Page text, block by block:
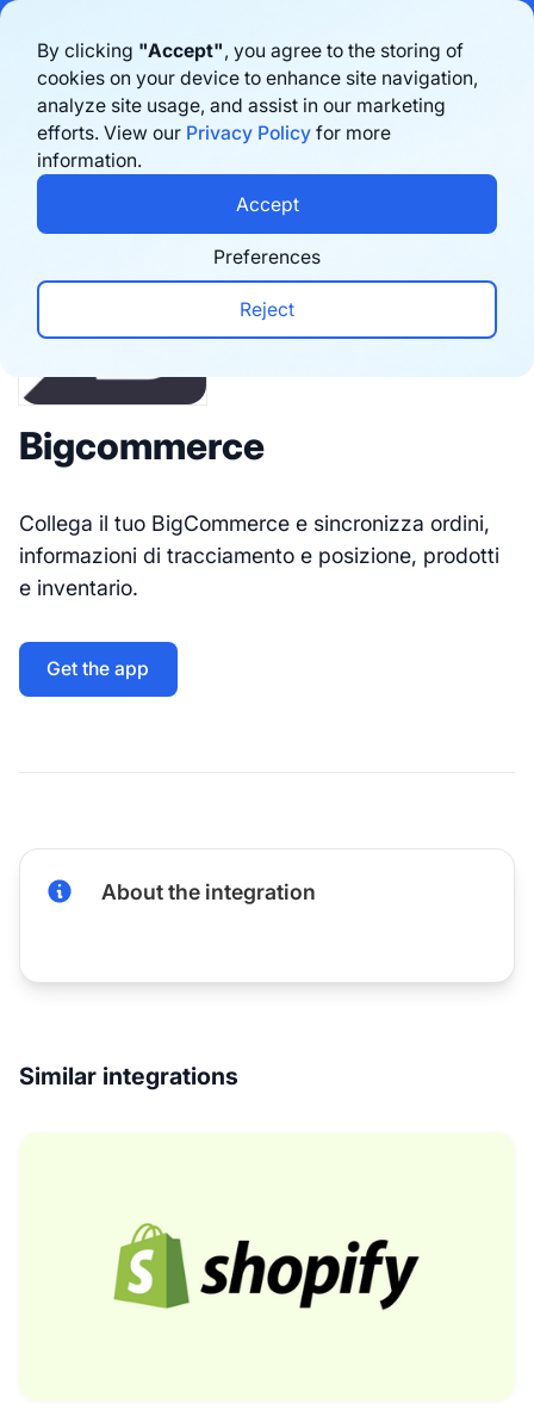
By clicking "Accept", you agree to the storing of
cookies on your device to enhance site navigation,
analyze site usage, and assist in our marketing
efforts. View our Privacy Policy for more
information.
Preferences
Reject
Accept
Benelux in 2026. Learn morehere
Prenota una demo
Integrations
Bigcommerce
Collega il tuo BigCommerce e sincronizza ordini,
informazioni di tracciamento e posizione, prodotti
e inventario.
Get the app
About the integration
Similar integrations